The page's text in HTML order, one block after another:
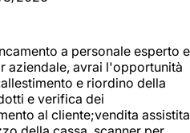
a personale esperto e
aziendale, avrai l'opportunità
e riordino della
e verifica dei
al cliente;vendita assistita